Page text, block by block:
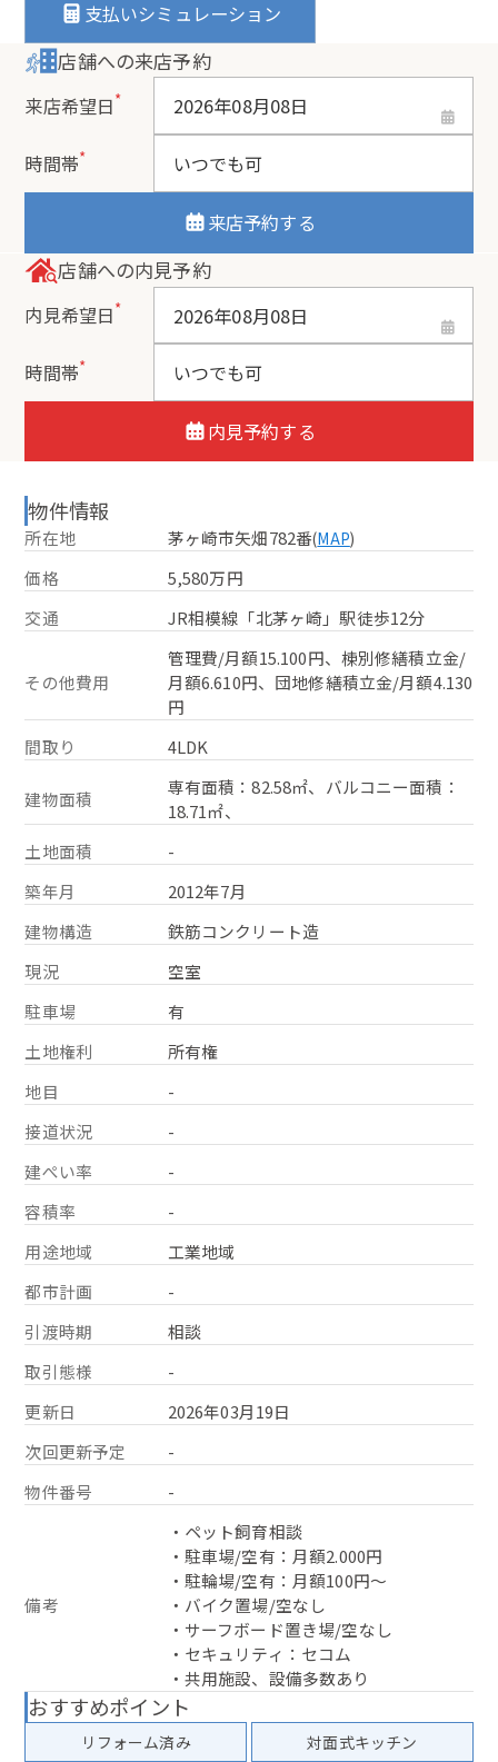
支払いシミュレーション
店舗への来店予約
来店希望日*
時間帯*
来店予約する
店舗への内見予約
内見希望日*
時間帯*
内見予約する
物件情報
所在地 茅ヶ崎市矢畑782番(MAP)
価格
5,580万円
交通
JR相模線「北茅ヶ崎」駅徒歩12分
その他費用
管理費/月額15.100円、棟別修繕積立金/
月額6.610円、団地修繕積立金/月額4.130
円
間取り
4LDK
建物面積
専有面積：82.58㎡、バルコニー面積：
18.71㎡、
土地面積
-
築年月
2012年7月
建物構造
鉄筋コンクリート造
現況
空室
駐車場
有
土地権利
所有権
地目
-
接道状況
-
建ぺい率
-
容積率
-
用途地域
工業地域
都市計画
-
引渡時期
相談
取引態様
-
更新日
2026年03月19日
次回更新予定
-
物件番号
-
備考
・ペット飼育相談
・駐車場/空有：月額2.000円
・駐輪場/空有：月額100円～
・バイク置場/空なし
・サーフボード置き場/空なし
・セキュリティ：セコム
・共用施設、設備多数あり
おすすめポイント
リフォーム済み
対面式キッチン